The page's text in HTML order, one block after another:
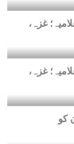
غزہ،
غزہ،
کو